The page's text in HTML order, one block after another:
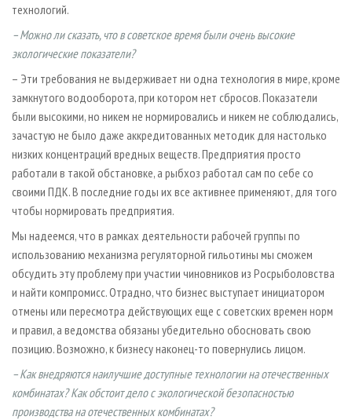
технологий.
– Можно ли сказать, что в советское время были очень высокие
экологические показатели?
– Эти требования не выдерживает ни одна технология в мире, кроме
замкнутого водооборота, при котором нет сбросов. Показатели
были высокими, но никем не нормировались и никем не соблюдались,
зачастую не было даже аккредитованных методик для настолько
низких концентраций вредных веществ. Предприятия просто
работали в такой обстановке, а рыбхоз работал сам по себе со
своими ПДК. В последние годы их все активнее применяют, для того
чтобы нормировать предприятия.
Мы надеемся, что в рамках деятельности рабочей группы по
использованию механизма регуляторной гильотины мы сможем
обсудить эту проблему при участии чиновников из Росрыболовства
и найти компромисс. Отрадно, что бизнес выступает инициатором
отмены или пересмотра действующих еще с советских времен норм
и правил, а ведомства обязаны убедительно обосновать свою
позицию. Возможно, к бизнесу наконец-то повернулись лицом.
– Как внедряются наилучшие доступные технологии на отечественных
комбинатах? Как обстоит дело с экологической безопасностью
производства на отечественных комбинатах?